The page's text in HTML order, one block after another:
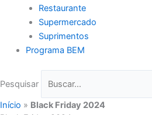
Restaurante
Supermercado
Suprimentos
Programa BEM
Pesquisar
Início » Black Friday 2024